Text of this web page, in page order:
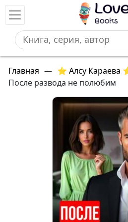
Главная — ⭐ Алсу Караева
После развода не полюбим